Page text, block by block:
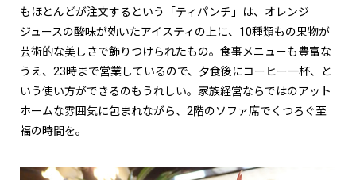
もほとんどが注文するという「ティパンチ」は、オレンジ
ジュースの酸味が効いたアイスティの上に、10種類もの果物が
芸術的な美しさで飾りつけられたもの。食事メニューも豊富な
うえ、23時まで営業しているので、夕食後にコーヒー一杯、と
いう使い方ができるのもうれしい。家族経営ならではのアット
ホームな雰囲気に包まれながら、2階のソファ席でくつろぐ至
福の時間を。